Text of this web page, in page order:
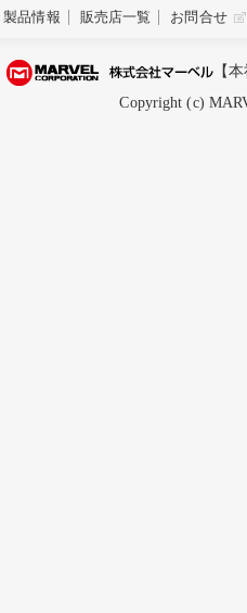
製品情報 販売店一覧 お問合せ
【
Copyright (c)